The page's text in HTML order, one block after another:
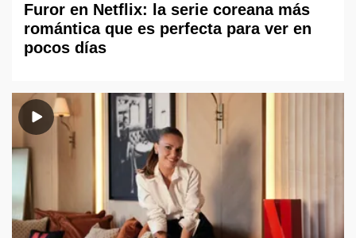
Furor en Netflix: la serie coreana más
romántica que es perfecta para ver en
pocos días